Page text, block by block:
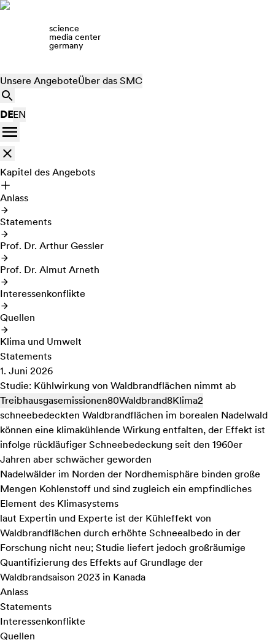
science
media center
germany
Unsere AngeboteÜber das SMC
DEEN
Kapitel des Angebots
Anlass
Statements
Prof. Dr. Arthur Gessler
Prof. Dr. Almut Arneth
Interessenkonflikte
Quellen
Klima und Umwelt
Statements
1. Juni 2026
Studie: Kühlwirkung von Waldbrandflächen nimmt ab
Treibhausgasemissionen80Waldbrand8Klima2
schneebedeckten Waldbrandflächen im borealen Nadelwald
können eine klimakühlende Wirkung entfalten, der Effekt ist
infolge rückläufiger Schneebedeckung seit den 1960er
Jahren aber schwächer geworden
Nadelwälder im Norden der Nordhemisphäre binden große
Mengen Kohlenstoff und sind zugleich ein empfindliches
Element des Klimasystems
laut Expertin und Experte ist der Kühleffekt von
Waldbrandflächen durch erhöhte Schneealbedo in der
Forschung nicht neu; Studie liefert jedoch großräumige
Quantifizierung des Effekts auf Grundlage der
Waldbrandsaison 2023 in Kanada
Anlass
Statements
Interessenkonflikte
Quellen